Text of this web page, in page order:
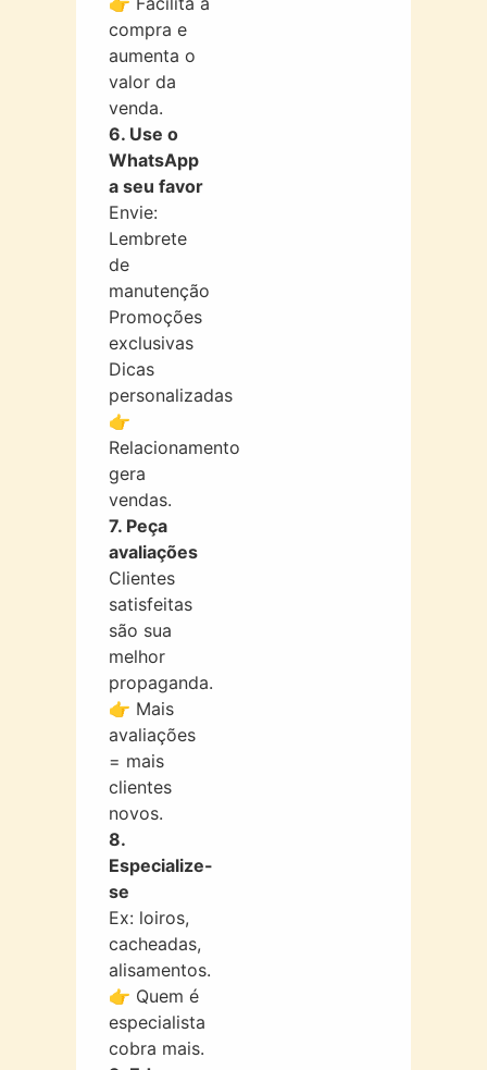
compra e
aumenta o
valor da
venda.
6. Use o
WhatsApp
a seu favor
Envie:
Lembrete
de
manutenção
Promoções
exclusivas
Dicas
personalizadas
👉
Relacionamento
gera
vendas.
7. Peça
avaliações
Clientes
satisfeitas
são sua
melhor
propaganda.
👉 Mais
avaliações
= mais
clientes
novos.
8.
Especialize-
se
Ex: loiros,
cacheadas,
alisamentos.
👉 Quem é
especialista
cobra mais.